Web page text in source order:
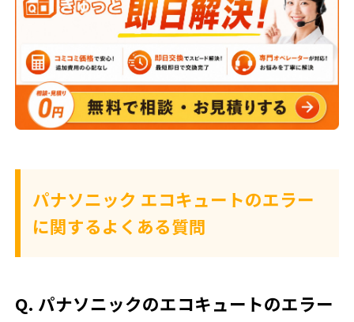
パナソニック エコキュートのエラー
に関するよくある質問
Q. パナソニックのエコキュートのエラー